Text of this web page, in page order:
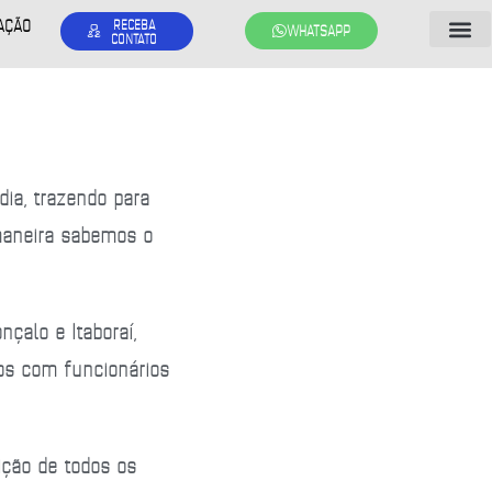
RECEBA
CONTATO
WHATSAPP
trazendo para
sabemos o
e Itaboraí,
com funcionários
de todos os